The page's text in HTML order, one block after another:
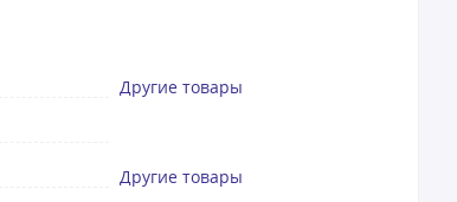
Другие товары
Другие товары